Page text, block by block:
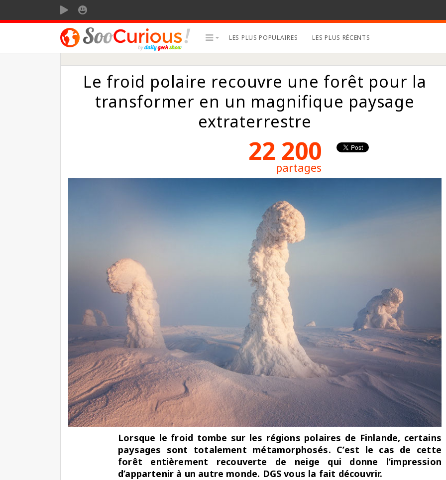
SOOMOTION
SOOSMILE
LES PLUS POPULAIRES LES PLUS RÉCENTS
Le froid polaire recouvre une forêt pour la
transformer en un magnifique paysage
extraterrestre
22 200
partages
Lorsque le froid tombe sur les régions polaires de Finlande, certains
paysages sont totalement métamorphosés. C’est le cas de cette
forêt entièrement recouverte de neige qui donne l’impression
d’appartenir à un autre monde. DGS vous la fait découvrir.